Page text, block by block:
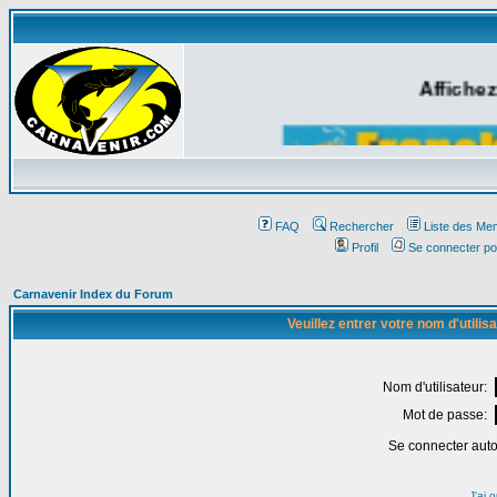
FAQ Rechercher
Liste des
Profil
Se connecter
Carnavenir Index du Forum
Veuillez entrer votre nom
Nom d'utilisateur:
Mot de passe:
Se connecter